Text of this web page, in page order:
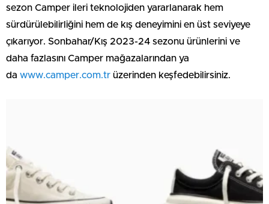
sezon Camper ileri teknolojiden yararlanarak hem
sürdürülebilirliğini hem de kış deneyimini en üst seviyeye
çıkarıyor. Sonbahar/Kış 2023-24 sezonu ürünlerini ve
daha fazlasını Camper mağazalarından ya
da www.camper.com.tr üzerinden keşfedebilirsiniz.